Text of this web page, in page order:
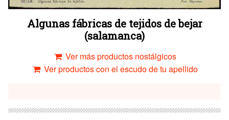
Algunas fábricas de tejidos de bejar
(salamanca)
Ver más productos nostálgicos
Ver productos con el escudo de tu apellido